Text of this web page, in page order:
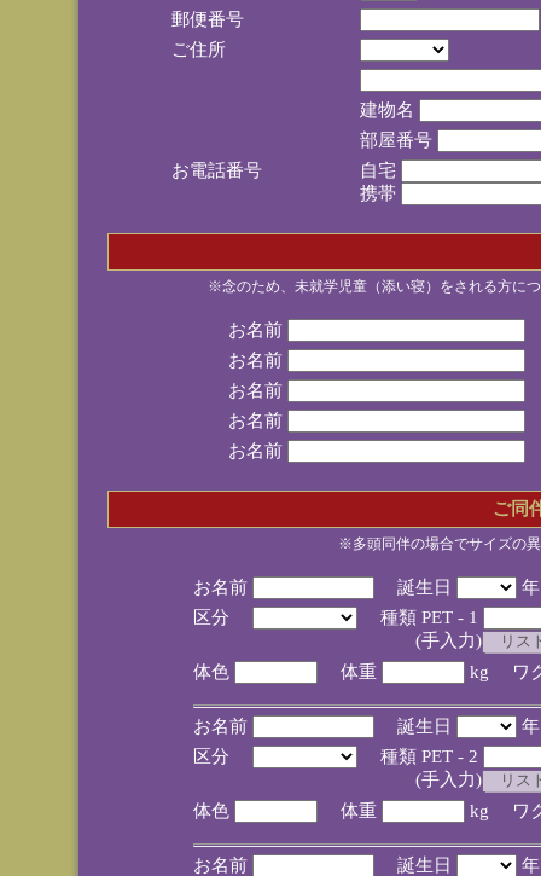
郵便番号
ご住所
建物名
部屋番号
お電話番号
自宅
携帯
※念のため、未就学児童（添い寝）をされる方に
お名前
お名前
お名前
お名前
お名前
ご同
※多頭同伴の場合でサイズの
お名前 誕生日
区分
種類 PET - 1
(手入力)
体色
体重 kg ワ
お名前 誕生日
区分
種類 PET - 2
(手入力)
体色
体重 kg ワ
お名前 誕生日